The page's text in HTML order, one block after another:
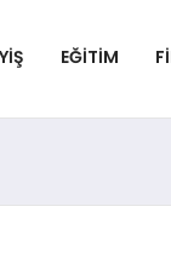
EĞITIM